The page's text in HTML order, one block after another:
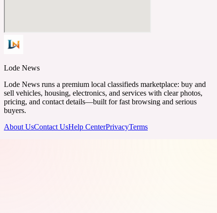
Lode News
Lode News runs a premium local classifieds marketplace: buy and
sell vehicles, housing, electronics, and services with clear photos,
pricing, and contact details—built for fast browsing and serious
buyers.
About UsContact UsHelp CenterPrivacyTerms